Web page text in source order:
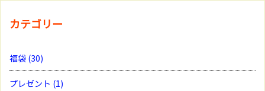
カテゴリー
福袋 (30)
プレゼント (1)